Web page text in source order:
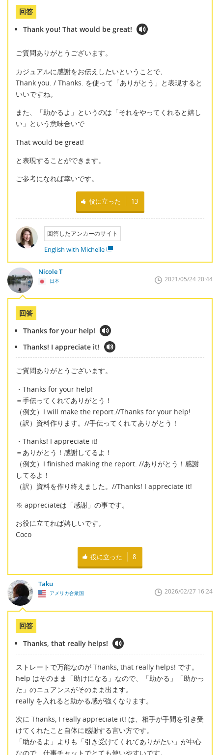
回答
Thank you! That would be great!
ご質問ありがとうございます。
カジュアルに感謝をお伝えしたいということで、
Thank you. / Thanks. を使って「ありがとう」と表現すると
いいですね。
また、「助かるよ」というのは「それをやってくれると嬉し
い」という意味合いで
That would be great!
と表現することができます。
ご参考になれば幸いです。
役に立った 13
回答したアンカーのサイト
English with Michelle
Nicole T
日本 2021/05/24 20:44
回答
Thanks for your help!
Thanks! I appreciate it!
ご質問ありがとうございます。
・Thanks for your help!
＝手伝ってくれてありがとう！
（例文）I will make the report.//Thanks for your help!
（訳）資料作ります。//手伝ってくれてありがとう！
・Thanks! I appreciate it!
＝ありがとう！感謝してるよ！
（例文）I finished making the report. //ありがとう！感謝
してるよ！
（訳）資料を作り終えました。//Thanks! I appreciate it!
※ appreciateは「感謝」の事です。
お役に立てれば嬉しいです。
Coco
役に立った 8
Taku
アメリカ合衆国 2026/02/27 16:24
回答
Thanks, that really helps!
ストレートで万能なのが Thanks, that really helps! です。
help はそのまま「助けになる」なので、「助かる」「助かっ
た」のニュアンスがそのまま出ます。
really を入れると助かる感が強くなります。
次に Thanks, I really appreciate it! は、相手が手間を引き受
けてくれたこと自体に感謝する言い方です。
「助かるよ」よりも「引き受けてくれてありがたい」が中心
なので、仕事チャットでとても使いやすいです。